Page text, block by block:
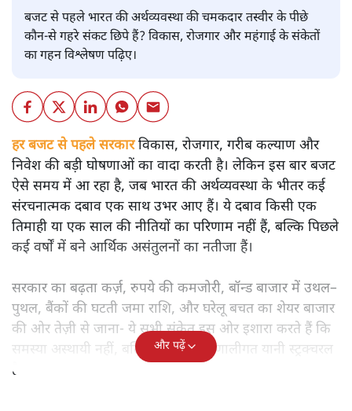
बजट से पहले भारत की अर्थव्यवस्था की चमकदार तस्वीर के पीछे
कौन-से गहरे संकट छिपे हैं? विकास, रोजगार और महंगाई के संकेतों
का गहन विश्लेषण पढ़िए।
हर बजट से पहले सरकारविकास, रोजगार, गरीब कल्याण और
निवेश की बड़ी घोषणाओं का वादा करती है। लेकिन इस बार बजट
ऐसे समय में आ रहा है, जब भारत की अर्थव्यवस्था के भीतर कई
संरचनात्मक दबाव एक साथ उभर आए हैं। ये दबाव किसी एक
तिमाही या एक साल की नीतियों का परिणाम नहीं हैं, बल्कि पिछले
कई वर्षों में बने आर्थिक असंतुलनों का नतीजा हैं।
सरकार का बढ़ता कर्ज़, रुपये की कमजोरी, बॉन्ड बाजार में उथल–
पुथल, बैंकों की घटती जमा राशि, और घरेलू बचत का शेयर बाजार
की ओर तेज़ी से जाना- ये सभी संकेत इस ओर इशारा करते हैं कि
समस्या अस्थायी नहीं, बल्कि गहरी और प्रणालीगत यानी स्ट्रक्चरल
है।
और पढ़ें